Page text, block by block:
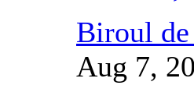
Biroul
Aug 7,